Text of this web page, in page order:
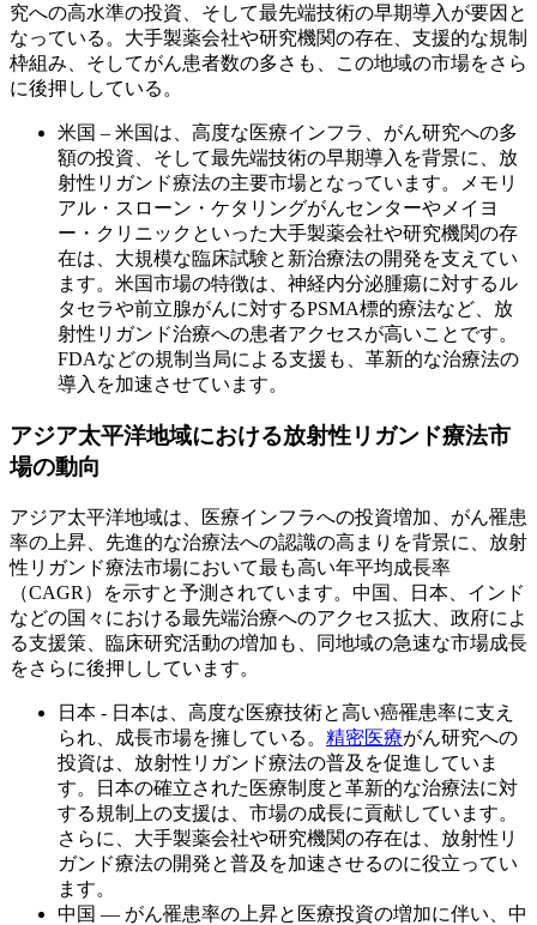
究への高水準の投資、そして最先端技術の早期導入が要因と
なっている。大手製薬会社や研究機関の存在、支援的な規制
枠組み、そしてがん患者数の多さも、この地域の市場をさら
に後押ししている。
米国 – 米国は、高度な医療インフラ、がん研究への多
額の投資、そして最先端技術の早期導入を背景に、放
射性リガンド療法の主要市場となっています。メモリ
アル・スローン・ケタリングがんセンターやメイヨ
ー・クリニックといった大手製薬会社や研究機関の存
在は、大規模な臨床試験と新治療法の開発を支えてい
ます。米国市場の特徴は、神経内分泌腫瘍に対するル
タセラや前立腺がんに対するPSMA標的療法など、放
射性リガンド治療への患者アクセスが高いことです。
FDAなどの規制当局による支援も、革新的な治療法の
導入を加速させています。
アジア太平洋地域における放射性リガンド療法市
場の動向
アジア太平洋地域は、医療インフラへの投資増加、がん罹患
率の上昇、先進的な治療法への認識の高まりを背景に、放射
性リガンド療法市場において最も高い年平均成長率
（CAGR）を示すと予測されています。中国、日本、インド
などの国々における最先端治療へのアクセス拡大、政府によ
る支援策、臨床研究活動の増加も、同地域の急速な市場成長
をさらに後押ししています。
日本 - 日本は、高度な医療技術と高い癌罹患率に支え
られ、成長市場を擁している。 精密医療がん研究への
投資は、放射性リガンド療法の普及を促進していま
す。日本の確立された医療制度と革新的な治療法に対
する規制上の支援は、市場の成長に貢献しています。
さらに、大手製薬会社や研究機関の存在は、放射性リ
ガンド療法の開発と普及を加速させるのに役立ってい
ます。
中国 ― がん罹患率の上昇と医療投資の増加に伴い、中